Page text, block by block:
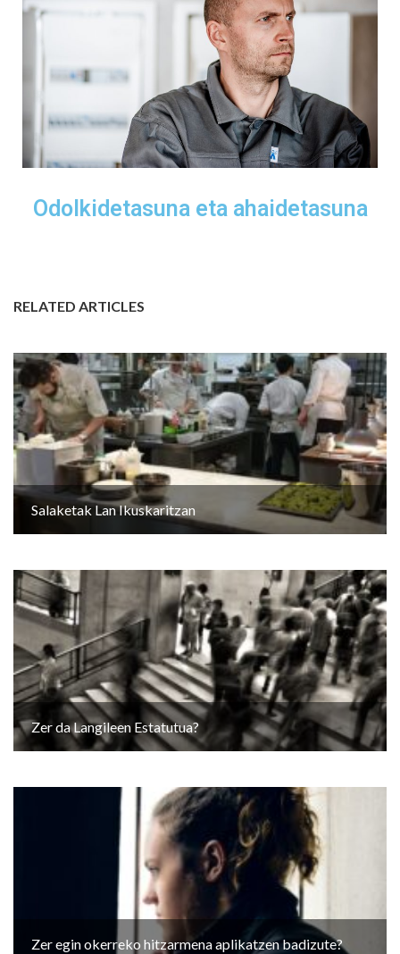
Odolkidetasuna eta ahaidetasuna
RELATED ARTICLES
Salaketak Lan Ikuskaritzan
Zer da Langileen Estatutua?
Zer egin okerreko hitzarmena aplikatzen badizute?